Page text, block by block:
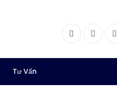
FacebookTwitter
Tư Vấn